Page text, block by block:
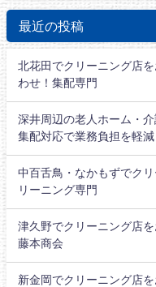
最近の投稿
北花田でクリーニング店
わせ！集配専門
深井周辺の老人ホーム・
集配対応で業務負担を軽減
中百舌鳥・なかもずでク
リーニング専門
津久野でクリーニング店
藤本商会
新金岡でクリーニング店